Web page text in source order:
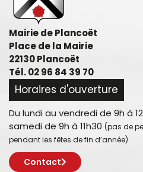
Mairie de Plancoët
Place de la Mairie
22130 Plancoët
Tél. 02 96 84 39 70
Horaires d'ouverture
Du lundi au vendredi de 9h à
samedi de 9h à 11h30 (pas de
pendant les fêtes de fin d’année)
Contact